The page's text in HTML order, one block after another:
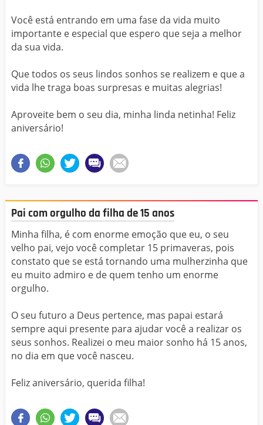
Você está entrando em uma fase da vida muito
importante e especial que espero que seja a melhor
da sua vida.
Que todos os seus lindos sonhos se realizem e que a
vida lhe traga boas surpresas e muitas alegrias!
Aproveite bem o seu dia, minha linda netinha! Feliz
aniversário!
Pai com orgulho da filha de 15 anos
Minha filha, é com enorme emoção que eu, o seu
velho pai, vejo você completar 15 primaveras, pois
constato que se está tornando uma mulherzinha que
eu muito admiro e de quem tenho um enorme
orgulho.
O seu futuro a Deus pertence, mas papai estará
sempre aqui presente para ajudar você a realizar os
seus sonhos. Realizei o meu maior sonho há 15 anos,
no dia em que você nasceu.
Feliz aniversário, querida filha!